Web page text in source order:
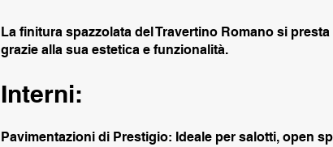
La finitura spazzolata del Travertino Romano si
grazie alla sua estetica e funzionalità.
Interni:
Pavimentazioni di Prestigio: Ideale per salotti, open